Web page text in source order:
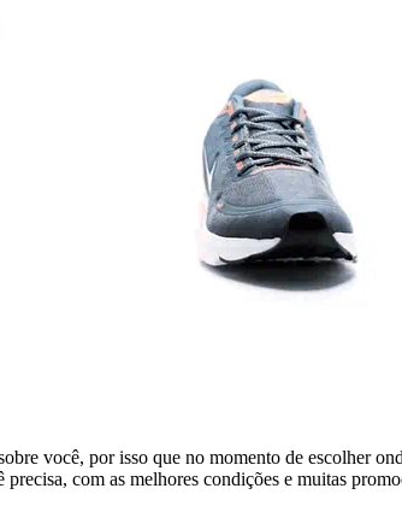
você, por isso que no momento de escolher
precisa, com as melhores condições e muitas